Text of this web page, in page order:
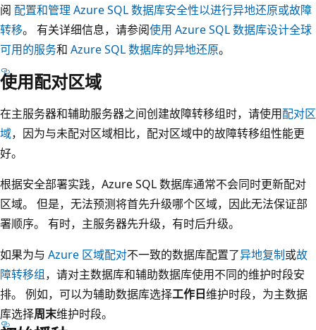
阅 配置和管理 Azure SQL 数据库安全性以进行异地还原或故障
转移。 有关详细信息，请参阅使用 Azure SQL 数据库设计全球
可用的服务和 Azure SQL 数据库的异地还原。
使用配对区域
在主服务器和辅助服务器之间创建故障转移组时，请使用配对区
域，因为与未配对区域相比，配对区域中的故障转移组性能更
好。
根据安全部署实践，Azure SQL 数据库通常不会同时更新配对
区域。 但是，无法预测将首先升级哪个区域，因此无法保证部
署顺序。 有时，主服务器先升级，有时后升级。
如果为与 Azure 区域配对不一致的数据库配置了异地复制或故
障转移组，请对主数据库和辅助数据库使用不同的维护时段安
排。 例如，可以为辅助数据库选择工作日维护时段，为主数据
库选择周末维护时段。